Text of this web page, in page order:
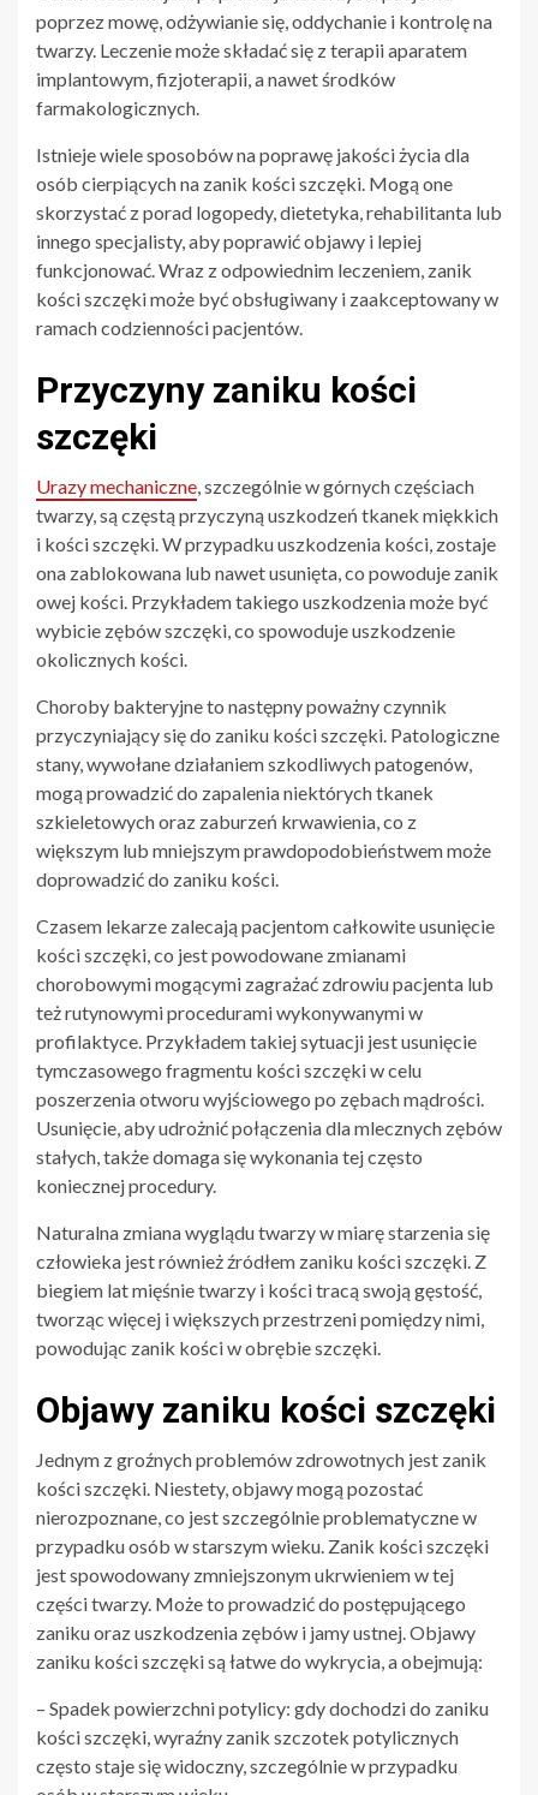
poprzez mowę, odżywianie się, oddychanie i kontrolę na
twarzy. Leczenie może składać się z terapii aparatem
implantowym, fizjoterapii, a nawet środków
farmakologicznych.
Istnieje wiele sposobów na poprawę jakości życia dla
osób cierpiących na zanik kości szczęki. Mogą one
skorzystać z porad logopedy, dietetyka, rehabilitanta lub
innego specjalisty, aby poprawić objawy i lepiej
funkcjonować. Wraz z odpowiednim leczeniem, zanik
kości szczęki może być obsługiwany i zaakceptowany w
ramach codzienności pacjentów.
Przyczyny zaniku kości
szczęki
Urazy mechaniczne, szczególnie w górnych częściach
twarzy, są częstą przyczyną uszkodzeń tkanek miękkich
i kości szczęki. W przypadku uszkodzenia kości, zostaje
ona zablokowana lub nawet usunięta, co powoduje zanik
owej kości. Przykładem takiego uszkodzenia może być
wybicie zębów szczęki, co spowoduje uszkodzenie
okolicznych kości.
Choroby bakteryjne to następny poważny czynnik
przyczyniający się do zaniku kości szczęki. Patologiczne
stany, wywołane działaniem szkodliwych patogenów,
mogą prowadzić do zapalenia niektórych tkanek
szkieletowych oraz zaburzeń krwawienia, co z
większym lub mniejszym prawdopodobieństwem może
doprowadzić do zaniku kości.
Czasem lekarze zalecają pacjentom całkowite usunięcie
kości szczęki, co jest powodowane zmianami
chorobowymi mogącymi zagrażać zdrowiu pacjenta lub
też rutynowymi procedurami wykonywanymi w
profilaktyce. Przykładem takiej sytuacji jest usunięcie
tymczasowego fragmentu kości szczęki w celu
poszerzenia otworu wyjściowego po zębach mądrości.
Usunięcie, aby udrożnić połączenia dla mlecznych zębów
stałych, także domaga się wykonania tej często
koniecznej procedury.
Naturalna zmiana wyglądu twarzy w miarę starzenia się
człowieka jest również źródłem zaniku kości szczęki. Z
biegiem lat mięśnie twarzy i kości tracą swoją gęstość,
tworząc więcej i większych przestrzeni pomiędzy nimi,
powodując zanik kości w obrębie szczęki.
Objawy zaniku kości szczęki
Jednym z groźnych problemów zdrowotnych jest zanik
kości szczęki. Niestety, objawy mogą pozostać
nierozpoznane, co jest szczególnie problematyczne w
przypadku osób w starszym wieku. Zanik kości szczęki
jest spowodowany zmniejszonym ukrwieniem w tej
części twarzy. Może to prowadzić do postępującego
zaniku oraz uszkodzenia zębów i jamy ustnej. Objawy
zaniku kości szczęki są łatwe do wykrycia, a obejmują:
– Spadek powierzchni potylicy: gdy dochodzi do zaniku
kości szczęki, wyraźny zanik szczotek potylicznych
często staje się widoczny, szczególnie w przypadku